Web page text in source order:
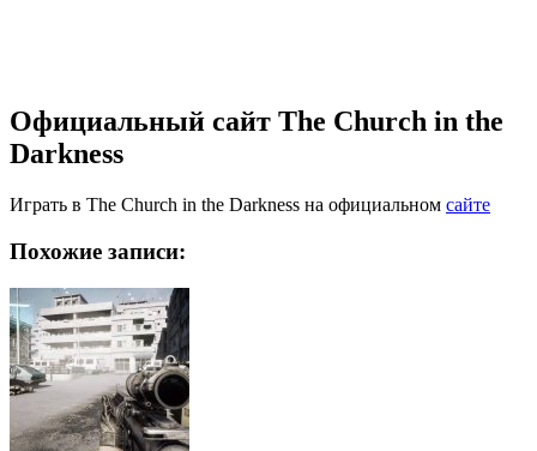
Официальный сайт The Church in the
Darkness
Играть в The Church in the Darkness на официальном сайте
Похожие записи: